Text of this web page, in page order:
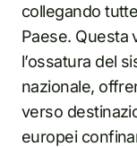
collegando
Paese. Questa
l’ossatura del
nazionale,
verso
europei